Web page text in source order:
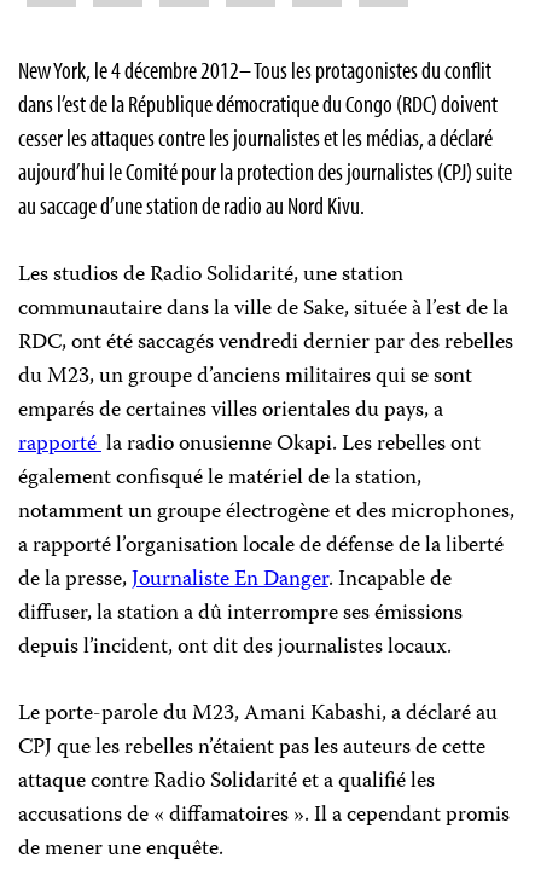
New York, le 4 décembre 2012– Tous les protagonistes du conflit
dans l’est de la République démocratique du Congo (RDC) doivent
cesser les attaques contre les journalistes et les médias, a déclaré
aujourd’hui le Comité pour la protection des journalistes (CPJ) suite
au saccage d’une station de radio au Nord Kivu.
Les studios de Radio Solidarité, une station
communautaire dans la ville de Sake, située à l’est de la
RDC, ont été saccagés vendredi dernier par des rebelles
du M23, un groupe d’anciens militaires qui se sont
emparés de certaines villes orientales du pays, a
rapportéla radio onusienne Okapi. Les rebelles ont
également confisqué le matériel de la station,
notamment un groupe électrogène et des microphones,
a rapporté l’organisation locale de défense de la liberté
de la presse,Journaliste En Danger. Incapable de
diffuser, la station a dû interrompre ses émissions
depuis l’incident, ont dit des journalistes locaux.
Le porte-parole du M23, Amani Kabashi, a déclaré au
CPJ que les rebelles n’étaient pas les auteurs de cette
attaque contre Radio Solidarité et a qualifié les
accusations de « diffamatoires ». Il a cependant promis
de mener une enquête.